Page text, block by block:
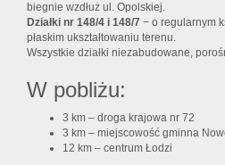
biegnie wzdłuż ul. Opolskiej.
Działki nr 148/4 i 148/7 − o regularnym
płaskim ukształtowaniu terenu.
Wszystkie działki niezabudowane,
W pobliżu:
3 km – droga krajowa nr 72
3 km – miejscowość gminna
12 km – centrum Łodzi